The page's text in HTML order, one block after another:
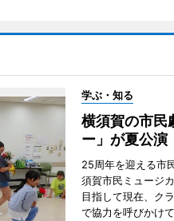
学ぶ・知る
横須賀の市民
ー」が夏公
25周年を迎える市
須賀市民ミュージ
目指して現在、ク
で協力を呼びかけて